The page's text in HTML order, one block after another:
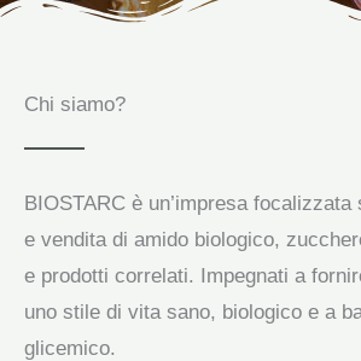
Chi siamo?
BIOSTARC è un’impresa focalizzata
e vendita di amido biologico,
e prodotti correlati. Impegnati a
uno stile di vita sano, biologico e a
glicemico.